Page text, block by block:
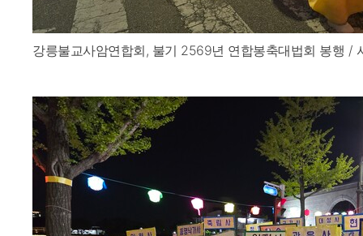
강릉불교사암연합회, 불기 2569년 연합봉축대법회 봉행 /